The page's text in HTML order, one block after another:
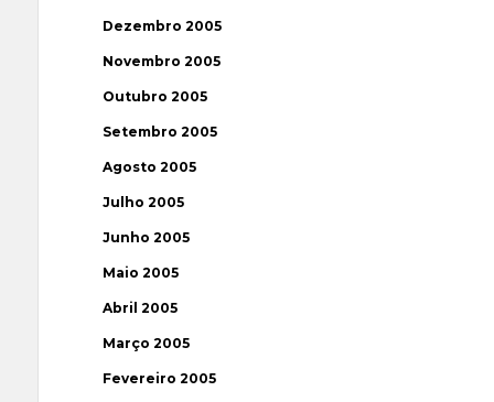
Dezembro 2005
Novembro 2005
Outubro 2005
Setembro 2005
Agosto 2005
Julho 2005
Junho 2005
Maio 2005
Abril 2005
Março 2005
Fevereiro 2005